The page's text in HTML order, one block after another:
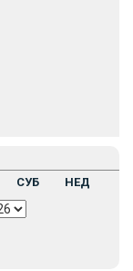
СУБ НЕД